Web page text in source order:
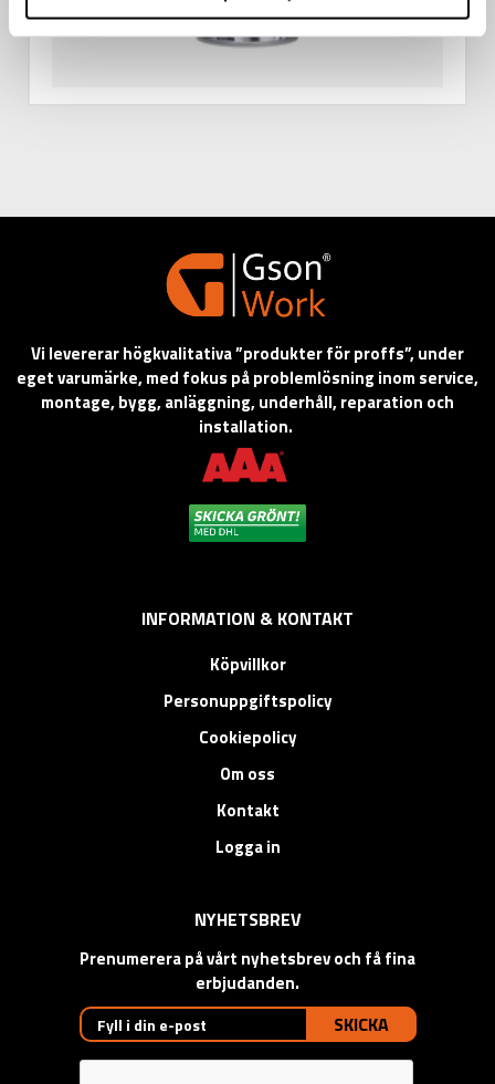
Vi levererar högkvalitativa ”produkter för proffs”, under
eget varumärke, med fokus på problemlösning inom service,
montage, bygg, anläggning, underhåll, reparation och
installation.
INFORMATION & KONTAKT
Köpvillkor
Personuppgiftspolicy
Cookiepolicy
Om oss
Kontakt
Logga in
NYHETSBREV
Prenumerera på vårt nyhetsbrev och få fina
erbjudanden.
SKICKA